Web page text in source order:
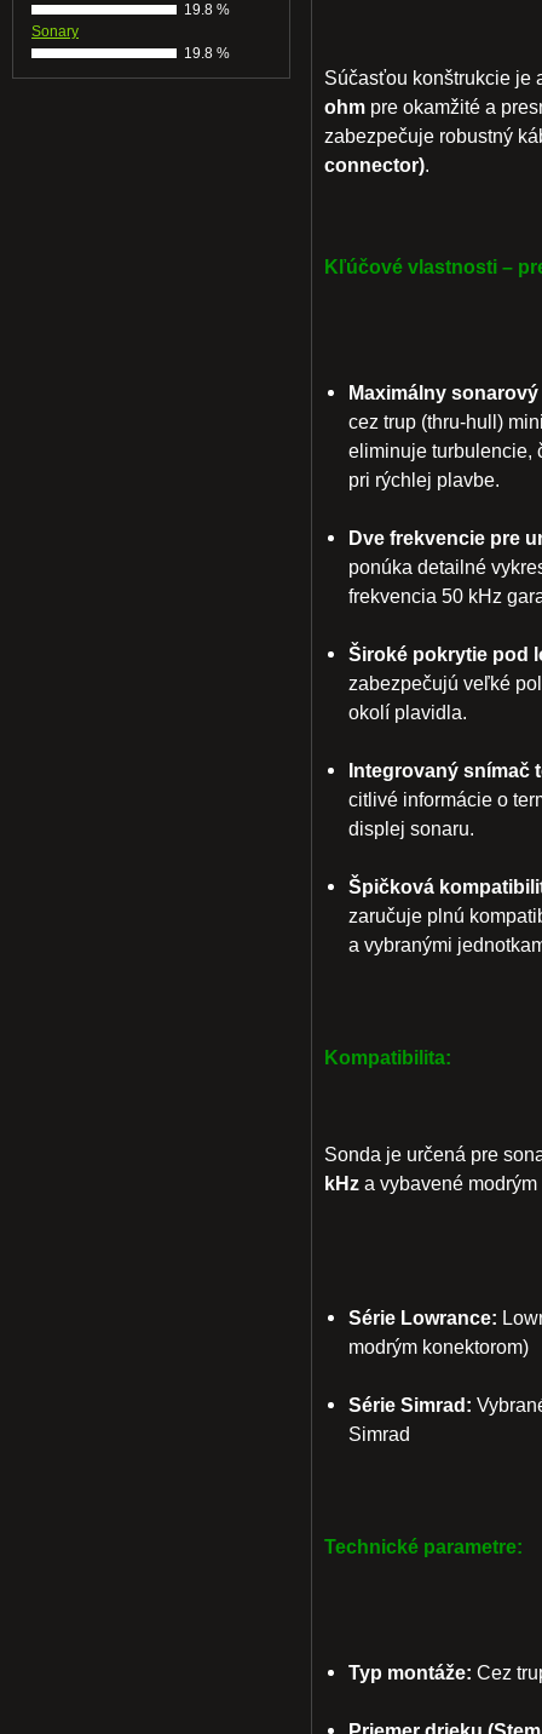
Súčasťou konštrukcie je
ohm pre okamžité a
zabezpečuje robustný
connector).
Kľúčové vlastnosti –
Maximálny
cez trup (thru-hull)
eliminuje turbulencie,
pri rýchlej plavbe.
Dve frekvencie pre
ponúka detailné
frekvencia 50 kHz
Široké pokrytie pod
zabezpečujú veľké
okolí plavidla.
Integrovaný snímač
citlivé informácie o
displej sonaru.
Špičková
zaručuje plnú
a vybranými
Kompatibilita:
Sonda je určená pre
kHz a vybavené modrým
Série Lowrance:
modrým konektorom)
Série Simrad:
Simrad
Technické parametre:
Typ montáže: Cez
19.8 %
Sonary
19.8 %